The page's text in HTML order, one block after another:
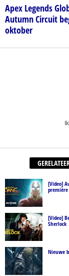
Apex Legends
Autumn Circuit
oktober
[Video]
[Video]
Sherlock
Nieuwe